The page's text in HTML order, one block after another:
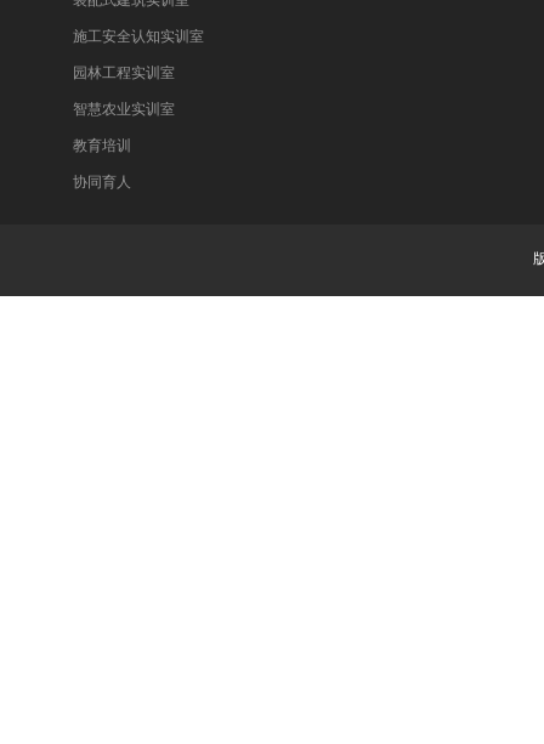
施工安全认知实训室
园林工程实训室
智慧农业实训室
教育培训
协同育人